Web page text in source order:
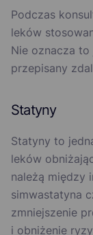
Podczas
leków
Nie oznacza
przepisany
Statyny
Statyny to
leków
należą między
simwastatyna
zmniejszenie
i obniżenie